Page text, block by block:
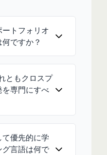
トフォリオ
ですか？
ともクロスプ
専門にすべ
優先的に学
言語は何で